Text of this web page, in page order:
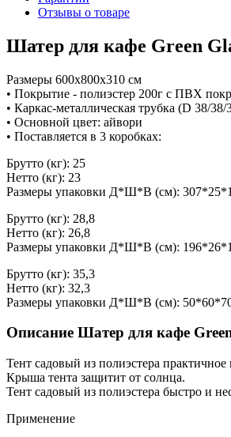
Отзывы о товаре
Шатер для кафе Green
Размеры 600х800х310 см
• Покрытие - полиэстер 200г с ПВХ
• Каркас-металлическая трубка (D 38/
• Основной цвет: айвори
• Поставляется в 3 коробках:
Брутто (кг): 25
Нетто (кг): 23
Размеры упаковки Д*Ш*В (см):
Брутто (кг): 28,8
Нетто (кг): 26,8
Размеры упаковки Д*Ш*В (см):
Брутто (кг): 35,3
Нетто (кг): 32,3
Размеры упаковки Д*Ш*В (см):
Описание Шатер для кафе
Тент садовый из полиэстера
Крыша тента защитит от солнца.
Тент садовый из полиэстера быстро и
Применение